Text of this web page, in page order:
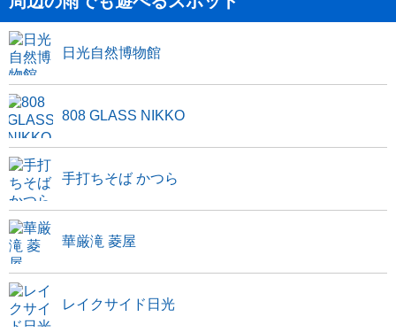
日光自然博物館
808 GLASS NIKKO
手打ちそば かつら
華厳滝 菱屋
レイクサイド日光